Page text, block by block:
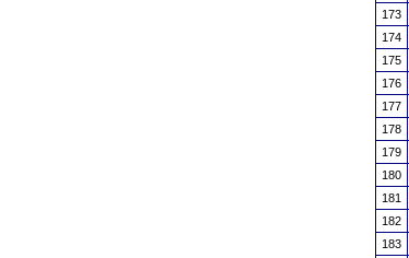
173
174
175
176
177
178
179
180
181
182
183